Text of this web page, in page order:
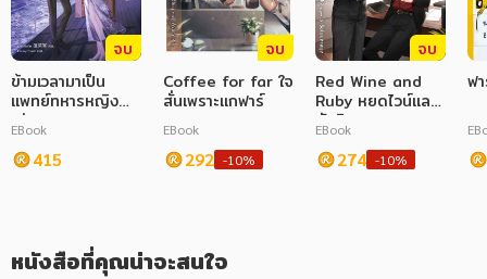
ความรู้ทั่วไป
การ์ตูนความรู้ การ์ตูน
การ์ตูนมังงะ (Manga)
จบ
ข้ามเวลามาเป็น
แพทย์ทหารหญิง
เล่ม 1
EBook
415
จบ
Coffee for far ใจ
สั่นเพราะแกฟาร์
EBook
292 -10%
จบ
Red Wine and
Ruby หยดไวน์และ
ทับทิม
EBook
274 -10%
ฟ
หนังสือที่คุณน่าจะสนใจ